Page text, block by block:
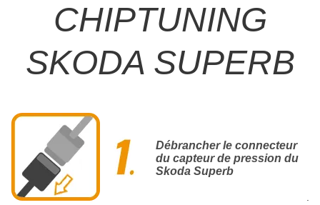
CHIPTUNING
SKODA SUPERB
Débrancher le connecteur
du capteur de pression du
Skoda Superb